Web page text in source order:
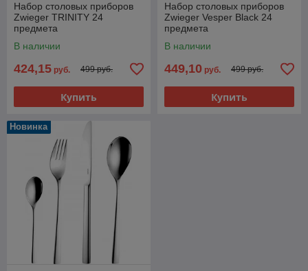
Набор столовых приборов
Zwieger TRINITY 24
предмета
В наличии
424,15 руб. 499 руб.
Купить
Набор столовых приборов
Zwieger Vesper Black 24
предмета
В наличии
449,10 руб. 499 руб.
Купить
Новинка